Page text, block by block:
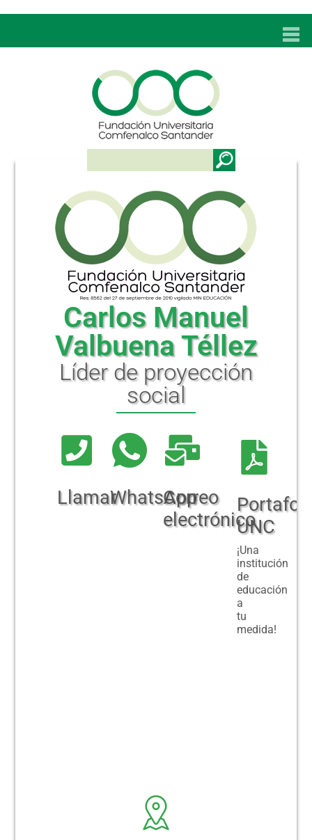
UNC
ADMISIONES
PROGRAMAS
TÉCNICOS LABORALES
BIENESTAR
BIBLIOTECA
INVESTIGACIONES
EDUCACIÓN CONTINUA
Carlos Manuel
Valbuena Téllez
Líder de proyección
social
LlamarWhatsApp
Correo
electrónicoUNC
¡Una
institución
de
educación
a
tu
medida!